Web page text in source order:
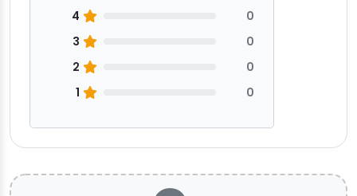
4
0
3
0
2
0
1
0